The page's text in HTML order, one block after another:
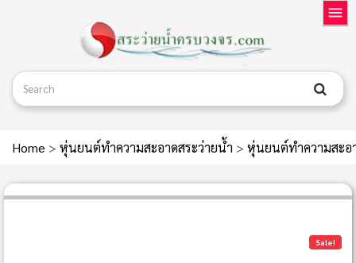
Home > หุ่นยนต์ทำความสะอาดสระว่ายน้ำ > หุ่นยนต์ทำความสะอ
Sale!